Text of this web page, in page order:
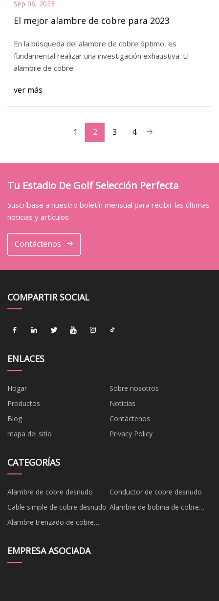
Sep 06, 2023
El mejor alambre de cobre para 2023
En la búsqueda del alambre de cobre óptimo, es
fundamental realizar una investigación exhaustiva. El
alambre de cobre
ver más
1 2 3 4
Tu Estadio De Golf Selección Perfecta
Suscríbase a nuestro boletín mensual para recibir las últimas
noticias y artículos
Contáctenos
COMPARTIR SOCIAL
ENLACES
Hogar
Sobre nosotros
Productos
Noticias
Blog
Contáctenos
mapa del sitio
Privacy Policy
CATEGORÍAS
Alambre de cobre desnudo
Conductor de cobre desnudo
Cable simple de cobre desnudo Alambre de bobina de cobre
Alambre trenzado de cobre
EMPRESA ASOCIADA